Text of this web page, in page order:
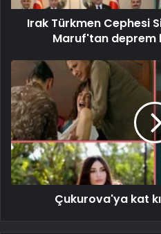
Irak Türkmen Cephesi
Maruf'tan deprem
Çukurova'ya kat